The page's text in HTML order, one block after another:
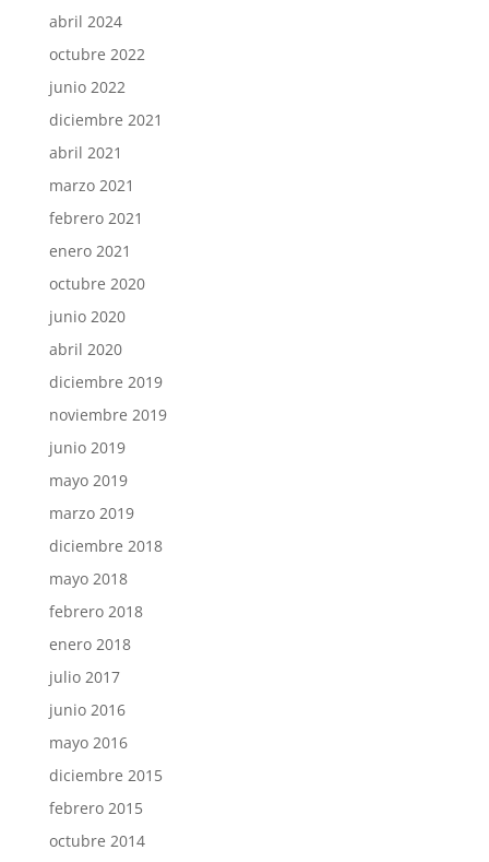
abril 2024
octubre 2022
junio 2022
diciembre 2021
abril 2021
marzo 2021
febrero 2021
enero 2021
octubre 2020
junio 2020
abril 2020
diciembre 2019
noviembre 2019
junio 2019
mayo 2019
marzo 2019
diciembre 2018
mayo 2018
febrero 2018
enero 2018
julio 2017
junio 2016
mayo 2016
diciembre 2015
febrero 2015
octubre 2014